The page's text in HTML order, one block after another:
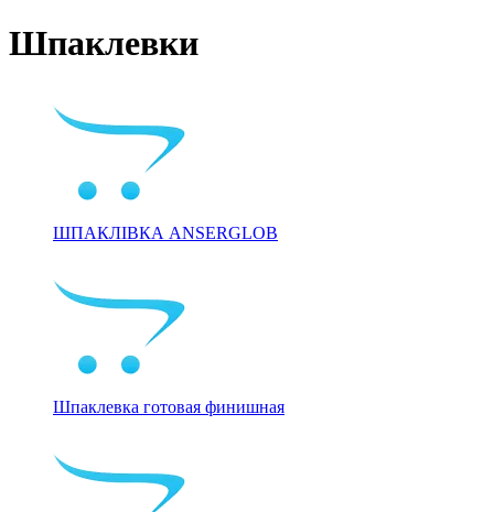
Шпаклевки
ШПАКЛІВКА ANSERGLOB
Шпаклевка готовая финишная